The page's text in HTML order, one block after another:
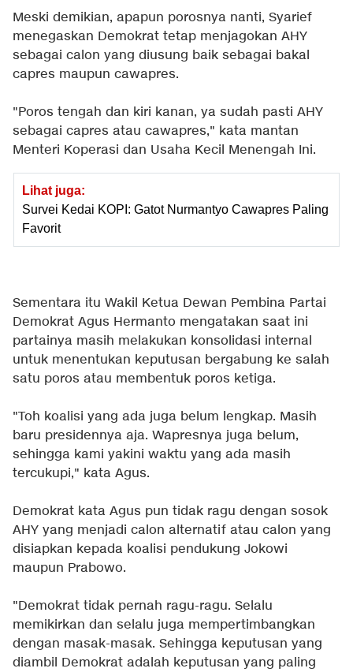
Meski demikian, apapun porosnya nanti, Syarief
menegaskan Demokrat tetap menjagokan AHY
sebagai calon yang diusung baik sebagai bakal
capres maupun cawapres.
"Poros tengah dan kiri kanan, ya sudah pasti AHY
sebagai capres atau cawapres," kata mantan
Menteri Koperasi dan Usaha Kecil Menengah Ini.
Lihat juga:
Survei Kedai KOPI: Gatot Nurmantyo Cawapres Paling
Favorit
Sementara itu Wakil Ketua Dewan Pembina Partai
Demokrat Agus Hermanto mengatakan saat ini
partainya masih melakukan konsolidasi internal
untuk menentukan keputusan bergabung ke salah
satu poros atau membentuk poros ketiga.
"Toh koalisi yang ada juga belum lengkap. Masih
baru presidennya aja. Wapresnya juga belum,
sehingga kami yakini waktu yang ada masih
tercukupi," kata Agus.
Demokrat kata Agus pun tidak ragu dengan sosok
AHY yang menjadi calon alternatif atau calon yang
disiapkan kepada koalisi pendukung Jokowi
maupun Prabowo.
"Demokrat tidak pernah ragu-ragu. Selalu
memikirkan dan selalu juga mempertimbangkan
dengan masak-masak. Sehingga keputusan yang
diambil Demokrat adalah keputusan yang paling